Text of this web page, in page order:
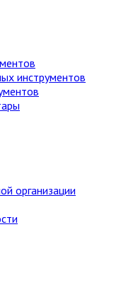
инструментов
организации